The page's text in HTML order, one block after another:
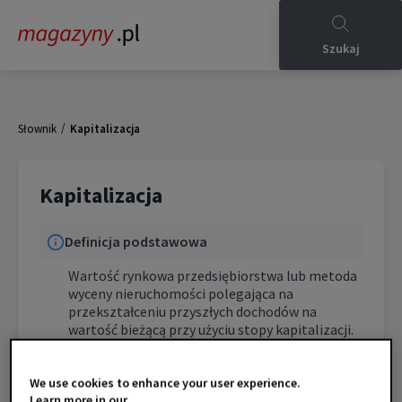
Szukaj
Słownik / Kapitalizacja
Kapitalizacja
Definicja podstawowa
Wartość rynkowa przedsiębiorstwa lub metoda
wyceny nieruchomości polegająca na
przekształceniu przyszłych dochodów na
wartość bieżącą przy użyciu stopy kapitalizacji.
We use cookies to enhance your user experience.